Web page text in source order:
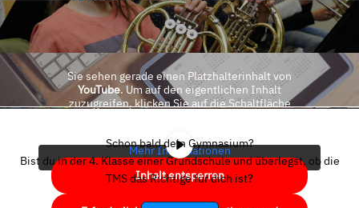
Sie sehen gerade einen Platzhalterinhalt von
YouTube. Um auf den eigentlichen Inhalt
zuzugreifen, klicken Sie auf die Schaltfläche
Mehr Informationen
Inhalt entsperren
Schon bald dein Gymnasium?
Bist du in der 4. Klasse einer Grundschule und überlegst, ob die
TMS das Richtige für dich ist?